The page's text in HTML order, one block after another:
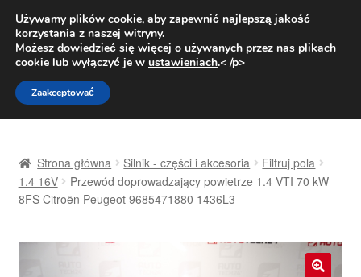
DOSTAWA od 31 zł
Pn.-pt. 9:00-16:00800 003 167
Przejdź
do
nawigacji
Przejdź
do
treści
Dostawa
Strona główna Silnik - części i akcesoria
Filtruj pola
1.4 16V
Przewód doprowadzający powietrze 1.4 VTI 70 kW
8FS Citroën Peugeot 9685471880 1436L3
Używamy plików cookie, aby zapewnić najlepszą jakość
korzystania z naszej witryny.
Możesz dowiedzieć się więcej o używanych przez nas plikach
cookie lub wyłączyć je w ustawieniach.< /p>
Zaakceptować